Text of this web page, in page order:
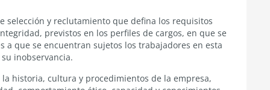
selección y reclutamiento que defina los requisitos
previstos en los perfiles de cargos, en que se
a que se encuentran sujetos los trabajadores en esta
inobservancia.
historia, cultura y procedimientos de la empresa,